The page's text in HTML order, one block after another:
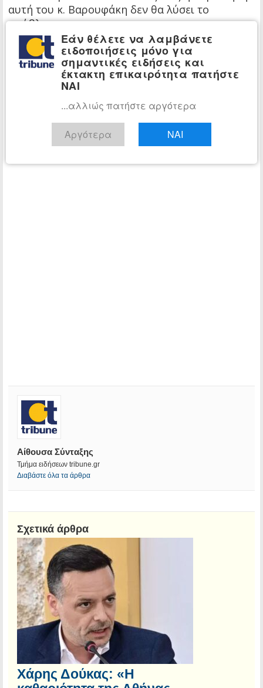
αυτή του κ. Βαρουφάκη δεν θα λύσει το
πρόβλημα.
Αίθουσα Σύνταξης
Τμήμα ειδήσεων tribune.gr
Διαβάστε όλα τα άρθρα
Σχετικά άρθρα
Χάρης Δούκας: «Η
Εάν θέλετε να λαμβάνετε
ειδοποιήσεις μόνο για
σημαντικές ειδήσεις και
έκτακτη επικαιρότητα πατήστε
ΝΑΙ
...αλλιώς πατήστε αργότερα
Αργότερα ΝΑΙ